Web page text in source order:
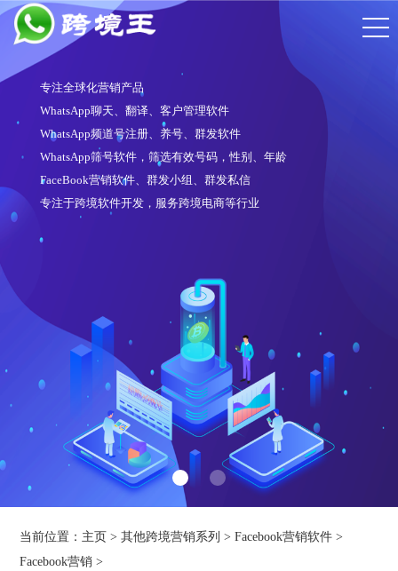
注册6段频道号
操作简单，注册账号质量高
对接多家接码平台、API通道
适配性强，可在任意一家云控系统中使用
当前位置： 主页 >其他跨境营销系列 >Facebook营销软件 >
Facebook营销 >